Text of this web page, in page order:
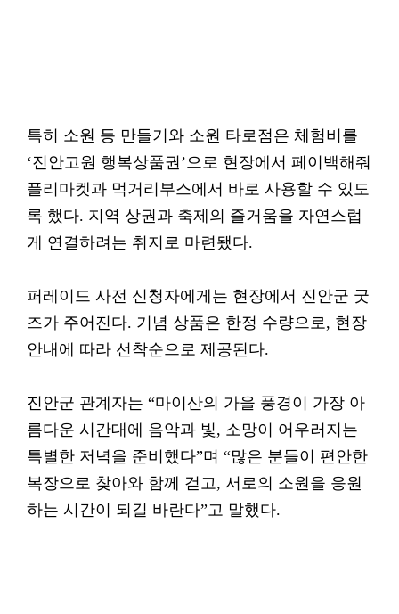
특히 소원 등 만들기와 소원 타로점은 체험비를
‘진안고원 행복상품권’으로 현장에서 페이백해줘
플리마켓과 먹거리부스에서 바로 사용할 수 있도
록 했다. 지역 상권과 축제의 즐거움을 자연스럽
게 연결하려는 취지로 마련됐다.
퍼레이드 사전 신청자에게는 현장에서 진안군 굿
즈가 주어진다. 기념 상품은 한정 수량으로, 현장
안내에 따라 선착순으로 제공된다.
진안군 관계자는 “마이산의 가을 풍경이 가장 아
름다운 시간대에 음악과 빛, 소망이 어우러지는
특별한 저녁을 준비했다”며 “많은 분들이 편안한
복장으로 찾아와 함께 걷고, 서로의 소원을 응원
하는 시간이 되길 바란다”고 말했다.